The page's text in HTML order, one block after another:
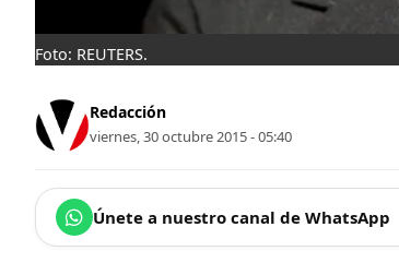
Foto: REUTERS.
Redacción
viernes, 30 octubre 2015 - 05:40
Únete a nuestro canal de WhatsApp